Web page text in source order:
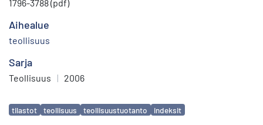
1796-3788 (pdf)
Aihealue
teollisuus
Sarja
Teollisuus | 2006
Avainsanat
tilastot teollisuus teollisuustuotanto indeksit